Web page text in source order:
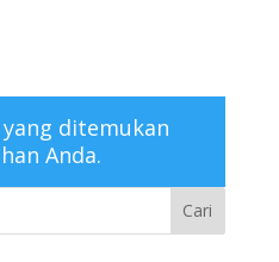
ditemukan
Anda.
Cari